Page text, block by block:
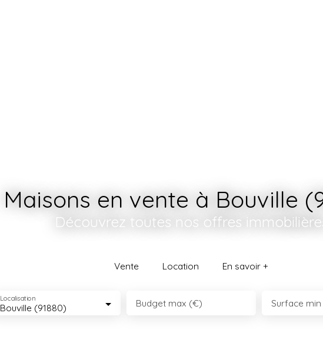
Maisons en vente à Bouville
Découvrez toutes nos offres immobilières
Vente Location En savoir +
Bouville (91880)
Localisation Budget max (€) Surface min